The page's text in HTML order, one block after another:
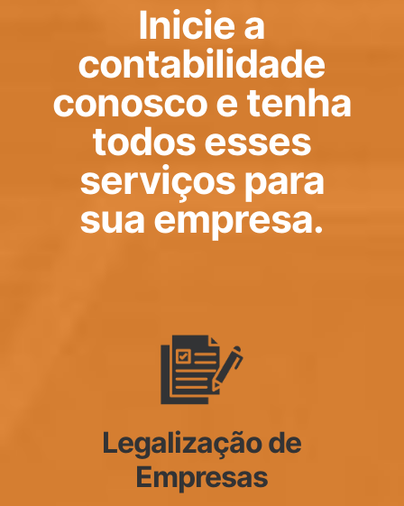
Inicie a
contabilidade
conosco e tenha
todos esses
serviços para
sua empresa.
Legalização de
Empresas